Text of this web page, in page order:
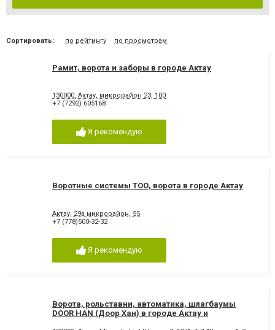
Сортировать: по рейтингу по просмотрам
Рамит, ворота и заборы в городе Актау
130000, Актау, микрорайон 23, 100
+7 (7292) 605168
Я рекомендую
Воротные системы ТОО, ворота в городе Актау
Актау, 29а микрорайон, 55
+7 (778)500-32-32
Я рекомендую
Ворота, рольставни, автоматика, шлагбаумы
DOOR HAN (Доор Хан) в городе Актау и